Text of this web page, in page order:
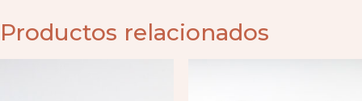
Productos relacionados